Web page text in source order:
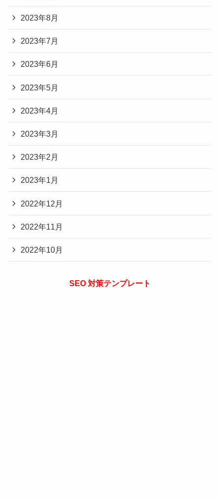
2023年8月
2023年7月
2023年6月
2023年5月
2023年4月
2023年3月
2023年2月
2023年1月
2022年12月
2022年11月
2022年10月
SEO 対策テンプレート